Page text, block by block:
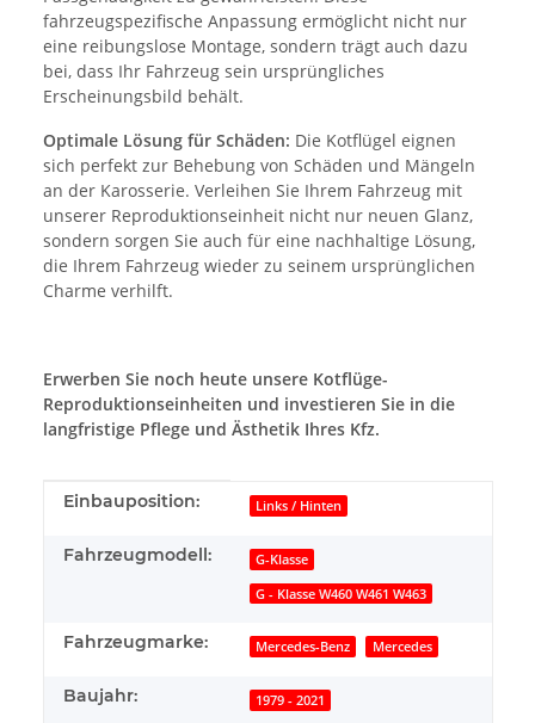
fahrzeugspezifische Anpassung ermöglicht nicht nur
eine reibungslose Montage, sondern trägt auch dazu
bei, dass Ihr Fahrzeug sein ursprüngliches
Erscheinungsbild behält.
Optimale Lösung für Schäden: Die Kotflügel eignen
sich perfekt zur Behebung von Schäden und Mängeln
an der Karosserie. Verleihen Sie Ihrem Fahrzeug mit
unserer Reproduktionseinheit nicht nur neuen Glanz,
sondern sorgen Sie auch für eine nachhaltige Lösung,
die Ihrem Fahrzeug wieder zu seinem ursprünglichen
Charme verhilft.
Erwerben Sie noch heute unsere Kotflüge-
Reproduktionseinheiten und investieren Sie in die
langfristige Pflege und Ästhetik Ihres Kfz.
Produkteigenschaft
Wert
Einbauposition: Links / Hinten
Fahrzeugmodell: G-Klasse
G - Klasse W460 W461 W463
Fahrzeugmarke: Mercedes-Benz Mercedes
Baujahr: 1979 - 2021